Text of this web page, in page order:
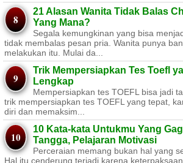
21 Alasan Wanita Tidak Balas
Yang Mana?
Segala kemungkinan yang bisa
tidak membalas pesan pria. Wanita punya
melakukan itu. Mulai da...
Trik Mempersiapkan Tes Toefl
Lengkap
Mempersiapkan tes TOEFL bisa jadi
trik mempersiapkan tes TOEFL yang tepat,
diri dan memaksim...
10 Kata-kata Untukmu Yang
Tangga, Pelajaran Motivasi
Perceraian memang bukan hal yang
Hal itu cenderung terjadi karena